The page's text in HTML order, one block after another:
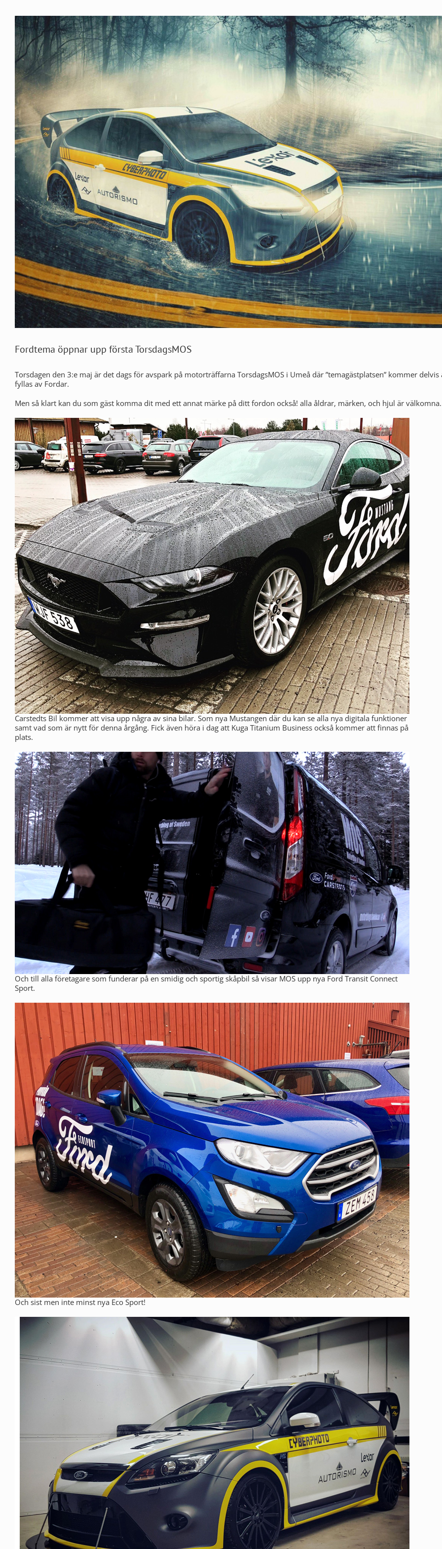
Visa
större
bild
Fordtema öppnar upp första TorsdagsMOS
Torsdagen den 3:e maj är det dags för avspark på motorträffarna TorsdagsMOS i Umeå där ”temagästplatsen” kommer delvis
fyllas av Fordar.
Men så klart kan du som gäst komma dit med ett annat märke på ditt fordon också! alla åldrar, märken, och hjul är välkomna.
Carstedts Bil kommer att visa upp några av sina bilar. Som nya Mustangen där du kan se alla nya digitala funktioner
samt vad som är nytt för denna årgång. Fick även höra i dag att Kuga Titanium Business också kommer att finnas på
plats.
Och till alla företagare som funderar på en smidig och sportig skåpbil så visar MOS upp nya Ford Transit Connect
Sport.
Och sist men inte minst nya Eco Sport!